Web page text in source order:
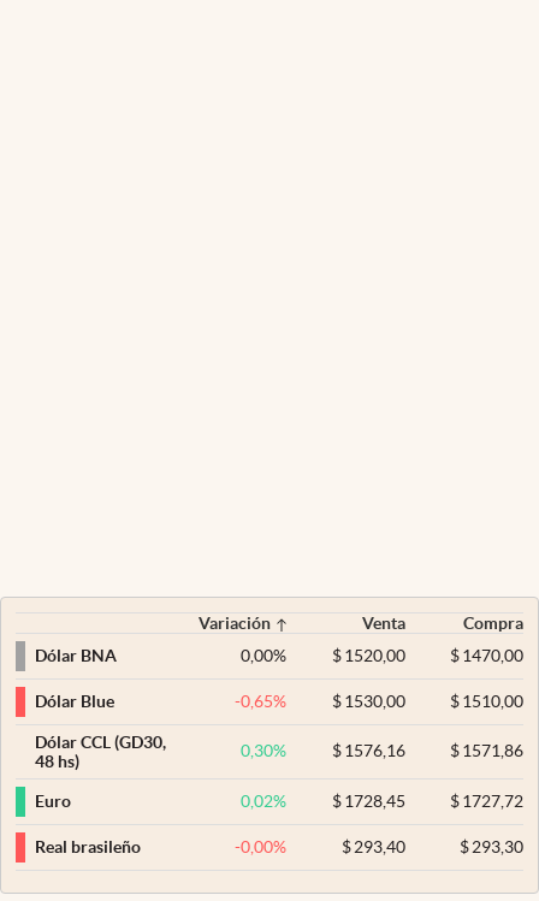
Variación Venta
Compra
Dólar BNA
0,00% $ 1520,00 $1470,00
Dólar Blue -0,65% $ 1530,00 $1510,00
Dólar CCL (GD30,
48 hs)
0,30% $ 1576,16 $1571,86
Euro 0,02% $ 1728,45 $1727,72
Real brasileño -0,00% $ 293,40 $293,30